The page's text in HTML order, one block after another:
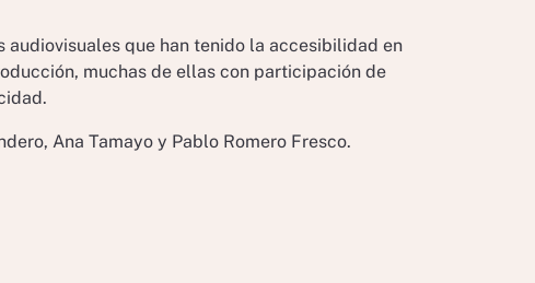
audiovisuales que han tenido la accesibilidad en
muchas de ellas con participación de
Ana Tamayo y Pablo Romero Fresco.